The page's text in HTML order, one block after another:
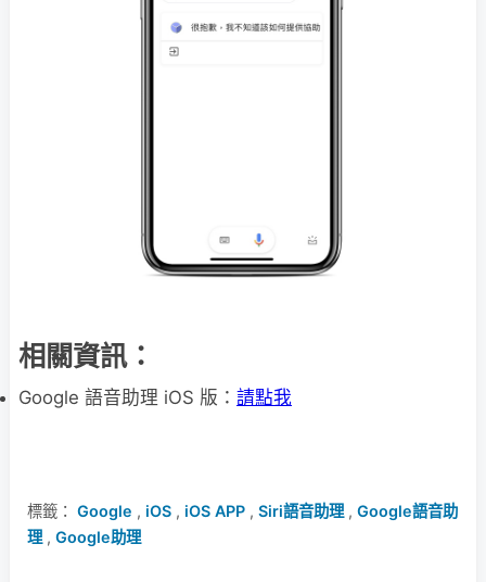
相關資訊：
Google 語音助理 iOS 版： 請點我
標籤： Google , iOS , iOS APP , Siri語音助理 , Google語音助
理 , Google助理